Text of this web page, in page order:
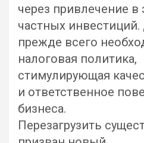
через привлечение в
частных инвестиций.
прежде всего
налоговая политика,
стимулирующая
и ответственное
бизнеса.
Перезагрузить